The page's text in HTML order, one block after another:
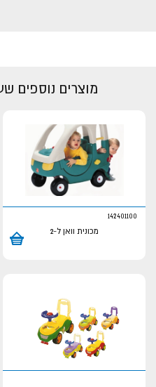
מוצרים נוספים
142401100
מכונית וואן ל-2